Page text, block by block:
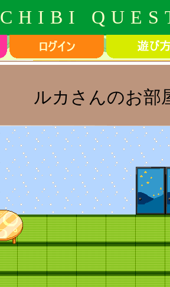
CHIBI
ルカさんのお部